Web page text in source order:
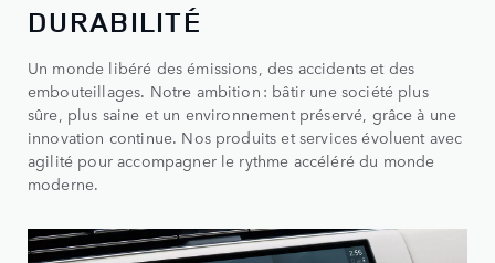
DURABILITÉ
Un monde libéré des émissions, des accidents et des
embouteillages. Notre ambition : bâtir une société plus
sûre, plus saine et un environnement préservé, grâce à une
innovation continue. Nos produits et services évoluent avec
agilité pour accompagner le rythme accéléré du monde
moderne.